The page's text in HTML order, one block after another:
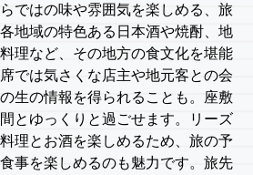
ではの味や雰囲気を楽しめる、旅
地域の特色ある日本酒や焼酎、地
理など、その地方の食文化を堪能
では気さくな店主や地元客との会
生の情報を得られることも。座敷
とゆっくりと過ごせます。リーズ
理とお酒を楽しめるため、旅の予
事を楽しめるのも魅力です。旅先